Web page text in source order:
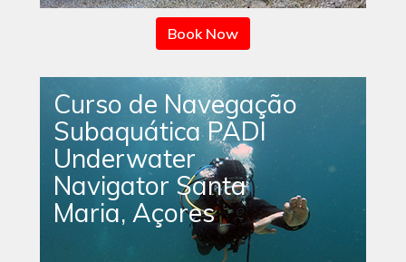
Book Now
Curso de Navegação
Subaquática PADI
Underwater
Navigator Santa
Maria, Açores